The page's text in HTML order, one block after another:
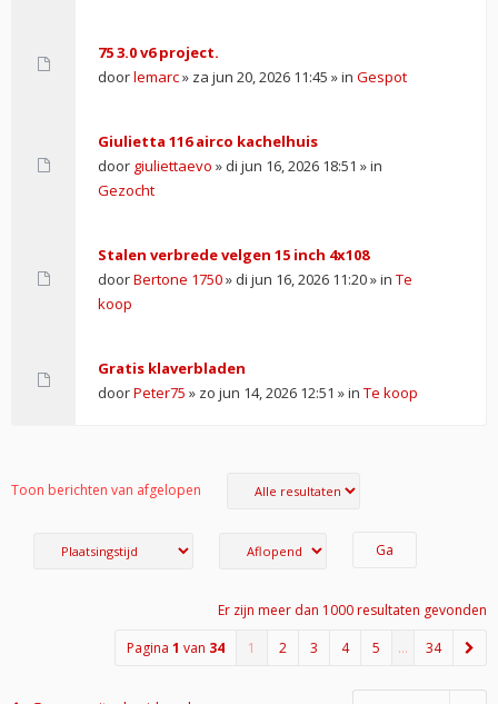
75 3.0 v6 project.
doorlemarc» za jun 20, 2026 11:45 » in Gespot
Giulietta 116 airco kachelhuis
door giuliettaevo » di jun 16, 2026 18:51 » in
Gezocht
Stalen verbrede velgen 15 inch 4x108
doorBertone 1750» di jun 16, 2026 11:20 » in Te
koop
Gratis klaverbladen
doorPeter75 » zo jun 14, 2026 12:51 » in Te koop
Toon berichten van afgelopen
Er zijn meer dan 1000 resultaten gevonden
Pagina 1 van 34 1 2 3 4 5 … 34